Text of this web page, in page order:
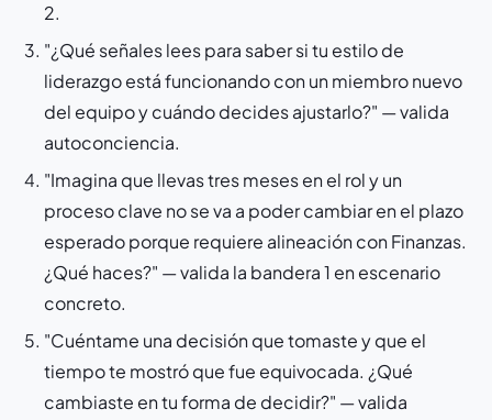
2.
"¿Qué señales lees para saber si tu estilo de
liderazgo está funcionando con un miembro nuevo
del equipo y cuándo decides ajustarlo?" — valida
autoconciencia.
"Imagina que llevas tres meses en el rol y un
proceso clave no se va a poder cambiar en el plazo
esperado porque requiere alineación con Finanzas.
¿Qué haces?" — valida la bandera 1 en escenario
concreto.
"Cuéntame una decisión que tomaste y que el
tiempo te mostró que fue equivocada. ¿Qué
cambiaste en tu forma de decidir?" — valida